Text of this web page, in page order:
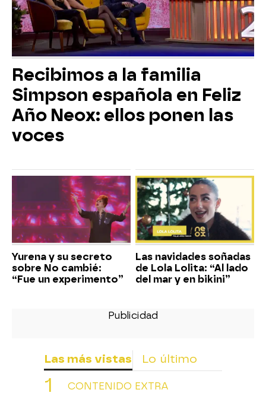
Recibimos a la familia
Simpson española en Feliz
Año Neox: ellos ponen las
voces
Yurena y su secreto
sobre No cambié:
“Fue un experimento”
Las navidades soñadas
de Lola Lolita: “Al lado
del mar y en bikini”
Las más vistas Lo último
CONTENIDO EXTRA